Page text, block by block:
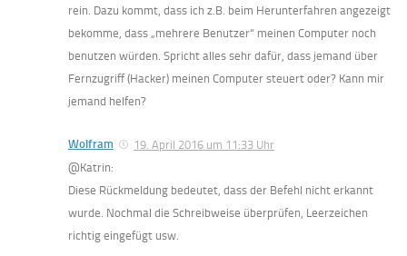
rein. Dazu kommt, dass ich z.B. beim Herunterfahren angezeigt
bekomme, dass „mehrere Benutzer“ meinen Computer noch
benutzen würden. Spricht alles sehr dafür, dass jemand über
Fernzugriff (Hacker) meinen Computer steuert oder? Kann mir
jemand helfen?
Wolfram
19. April 2016 um 11:33 Uhr
@Katrin:
Diese Rückmeldung bedeutet, dass der Befehl nicht erkannt
wurde. Nochmal die Schreibweise überprüfen, Leerzeichen
richtig eingefügt usw.